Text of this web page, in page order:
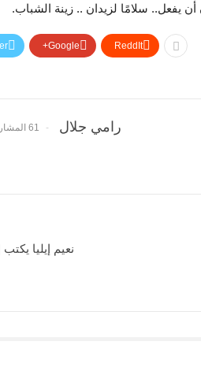
أن يفعل.. سلامًا لزيدان .. زينة الشباب.
Google+ ReddIt
رامي جلال 61 المشاركات
نعيم إيليا